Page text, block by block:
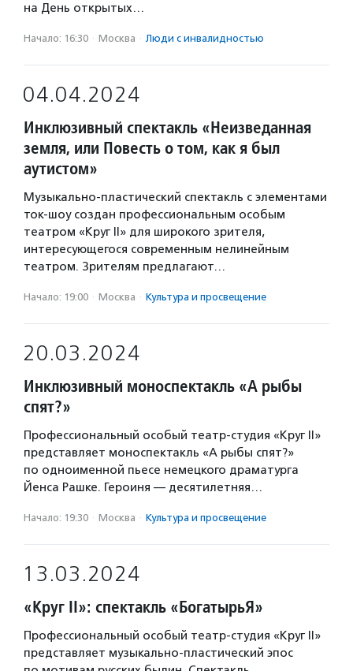
на День открытых…
Начало: 16:30 · Москва · Люди с инвалидностью
04.04.2024
Инклюзивный спектакль «Неизведанная
земля, или Повесть о том, как я был
аутистом»
Музыкально-пластический спектакль с элементами
ток-шоу создан профессиональным особым
театром «Круг II» для широкого зрителя,
интересующегося современным нелинейным
театром. Зрителям предлагают…
Начало: 19:00 · Москва · Культура и просвещение
20.03.2024
Инклюзивный моноспектакль «А рыбы
спят?»
Профессиональный особый театр-студия «Круг II»
представляет моноспектакль «А рыбы спят?»
по одноименной пьесе немецкого драматурга
Йенса Рашке. Героиня — десятилетняя…
Начало: 19:30 · Москва · Культура и просвещение
13.03.2024
«Круг II»: спектакль «БогатырьЯ»
Профессиональный особый театр-студия «Круг II»
представляет музыкально-пластический эпос